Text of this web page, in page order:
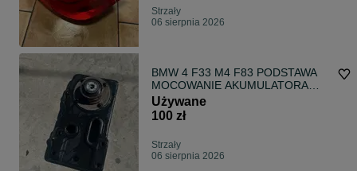
Strzały
06 sierpnia 2026
BMW 4 F33 M4 F83 PODSTAWA
MOCOWANIE AKUMULATORA
7395738
Używane
100 zł
Strzały
06 sierpnia 2026